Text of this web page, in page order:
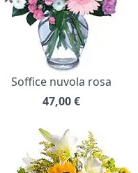
Soffice nuvola rosa
47,00€